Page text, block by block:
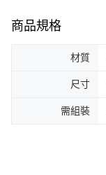
商品規格
材質
尺寸
需組裝